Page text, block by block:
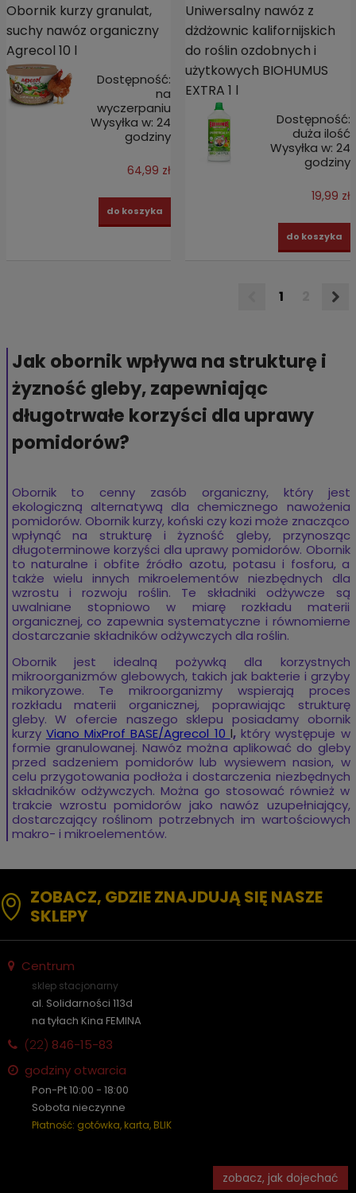
Obornik kurzy granulat,
suchy nawóz organiczny
Agrecol 10 l
Dostępność:
na
wyczerpaniu
Wysyłka w: 24
godziny
64,99 zł
do koszyka
Uniwersalny nawóz z
dżdżownic kalifornijskich
do roślin ozdobnych i
użytkowych BIOHUMUS
EXTRA 1 l
Dostępność:
duża ilość
Wysyłka w: 24
godziny
19,99 zł
do koszyka
1
Jak obornik wpływa na strukturę i
żyzność gleby, zapewniając
długotrwałe korzyści dla uprawy
pomidorów?
Obornik to cenny zasób organiczny, który jest
ekologiczną alternatywą dla chemicznego nawożenia
pomidorów. Obornik kurzy, koński czy kozi może znacząco
wpłynąć na strukturę i żyzność gleby, przynosząc
długoterminowe korzyści dla uprawy pomidorów. Obornik
to naturalne i obfite źródło azotu, potasu i fosforu, a
także wielu innych mikroelementów niezbędnych dla
wzrostu i rozwoju roślin. Te składniki odżywcze są
uwalniane stopniowo w miarę rozkładu materii
organicznej, co zapewnia systematyczne i równomierne
dostarczanie składników odżywczych dla roślin.
Obornik jest idealną pożywką dla korzystnych
mikroorganizmów glebowych, takich jak bakterie i grzyby
mikoryzowe. Te mikroorganizmy wspierają proces
rozkładu materii organicznej, poprawiając strukturę
gleby. W ofercie naszego sklepu posiadamy obornik
kurzy Viano MixProf BASE/Agrecol 10 l,który występuje w
formie granulowanej. Nawóz można aplikować do gleby
przed sadzeniem pomidorów lub wysiewem nasion, w
celu przygotowania podłoża i dostarczenia niezbędnych
składników odżywczych. Można go stosować również w
trakcie wzrostu pomidorów jako nawóz uzupełniający,
dostarczający roślinom potrzebnych im wartościowych
makro- i mikroelementów.
ZOBACZ, GDZIE ZNAJDUJĄ SIĘ NASZE
SKLEPY
Centrum
sklep stacjonarny
al. Solidarności 113d
na tyłach Kina FEMINA
(22) 846-15-83
godziny otwarcia
Pon-Pt 10:00 - 18:00
Sobota nieczynne
Płatność: gotówka, karta, BLIK
zobacz, jak dojechać